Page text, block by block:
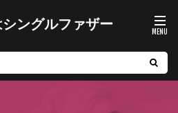
ングルファザー